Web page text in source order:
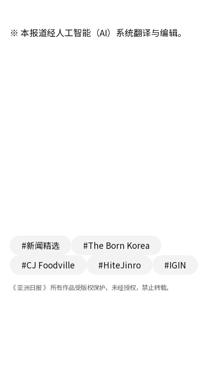
※ 本报道经人工智能（AI）系统翻译与编辑。
#新闻精选
#The Born Korea
#CJ Foodville
#HiteJinro #IGIN
《 亚洲日报 》 所有作品受版权保护，未经授权，禁止转载。